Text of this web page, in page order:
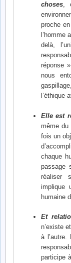
choses,
proche
l’homme
delà,
réponse
nous
l’éthique
Elle est
même du
fois un
chaque
passage
réaliser
implique
humaine
Et
n’existe
à l’autre.
participe